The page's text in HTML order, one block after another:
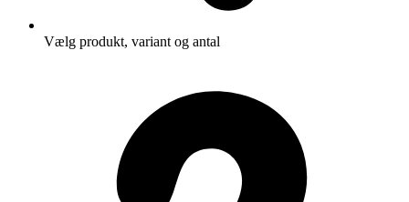
Vælg produkt, variant og antal